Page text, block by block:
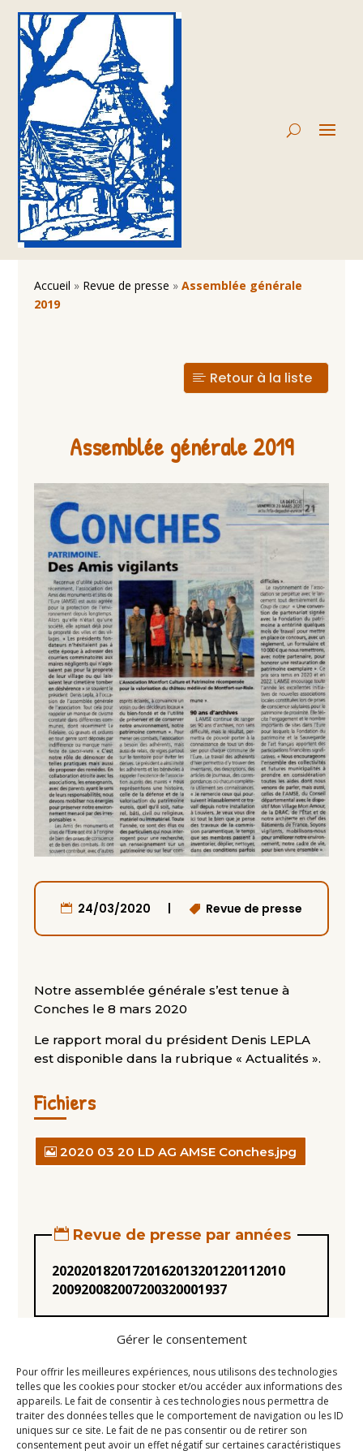
Gérer le consentement
Pour offrir les meilleures expériences, nous utilisons des technologies
telles que les cookies pour stocker et/ou accéder aux informations des
appareils. Le fait de consentir à ces technologies nous permettra de
traiter des données telles que le comportement de navigation ou les ID
uniques sur ce site. Le fait de ne pas consentir ou de retirer son
consentement peut avoir un effet négatif sur certaines caractéristiques
Accueil » Revue de presse »Assemblée générale
2019
Retour à la liste
Assemblée générale 2019
24/03/2020 | Revue de presse
Notre assemblée générale s’est tenue à
Conches le 8 mars 2020
Le rapport moral du président Denis LEPLA
est disponible dans la rubrique « Actualités ».
Fichiers
2020 03 20 LD AG AMSE Conches.jpg
Revue de presse par années
20202018201720162013201220112010
200920082007200320001937
Statuts
Règlement intérieur